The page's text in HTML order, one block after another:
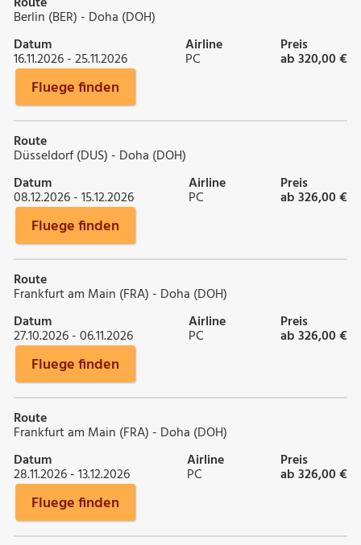
Berlin (BER) - Doha (DOH)
Datum
16.11.2026 - 25.11.2026
Airline
PC
Preis
ab 320,00 €
Fluege finden
Route
Düsseldorf (DUS) - Doha (DOH)
Datum
08.12.2026 - 15.12.2026
Airline
PC
Preis
ab 326,00 €
Fluege finden
Route
Frankfurt am Main (FRA) - Doha (DOH)
Datum
27.10.2026 - 06.11.2026
Airline
PC
Preis
ab 326,00 €
Fluege finden
Route
Frankfurt am Main (FRA) - Doha (DOH)
Datum
28.11.2026 - 13.12.2026
Airline
PC
Preis
ab 326,00 €
Fluege finden